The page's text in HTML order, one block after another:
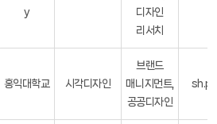
y
디자인
리서치
홍익대학교 시각디자인
브랜드
매니지먼트,
공공디자인